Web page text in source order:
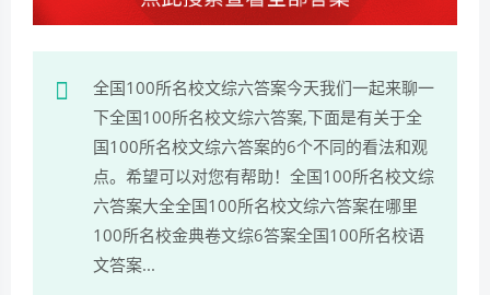
全国100所名校文综六答案今天我们一起来聊一
下全国100所名校文综六答案,下面是有关于全
国100所名校文综六答案的6个不同的看法和观
点。希望可以对您有帮助！全国100所名校文综
六答案大全全国100所名校文综六答案在哪里
100所名校金典卷文综6答案全国100所名校语
文答案...